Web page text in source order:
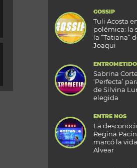
GOSSIP
Tuli Acosta
polémica: la
la “Tatiana”
Joaqui
Sabrina
‘Perfecta’
de Silvina
elegida
ENTRE NOS
La
Regina
marcó la
Alvear